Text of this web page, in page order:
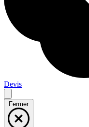
Devis
Fermer